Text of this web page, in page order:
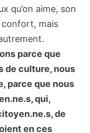
qu’on aime, son
confort, mais
parce que
de culture, nous
parce que nous
qui,
de
en ces